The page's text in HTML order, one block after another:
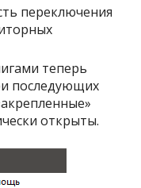
переключения
теперь
последующих
открыты.